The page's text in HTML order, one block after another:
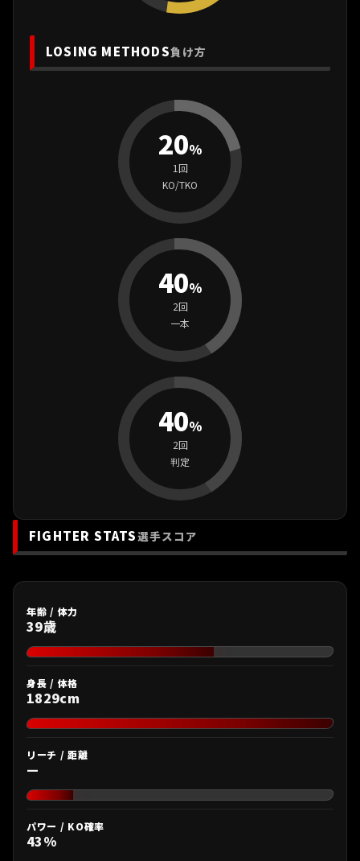
LOSING METHODS負け方
20%
1回
KO/TKO
40%
2回
一本
40%
2回
判定
FIGHTER STATS選手スコア
年齢 / 体力
39歳
身長 / 体格
1829cm
リーチ / 距離
—
パワー / KO確率
43%